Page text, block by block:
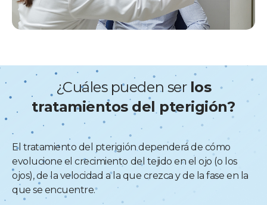
¿Cuáles pueden ser los
tratamientos del pterigión?
El tratamiento del pterigión dependerá de cómo
evolucione el crecimiento del tejido en el ojo (o los
ojos), de la velocidad a la que crezca y de la fase en la
que se encuentre.